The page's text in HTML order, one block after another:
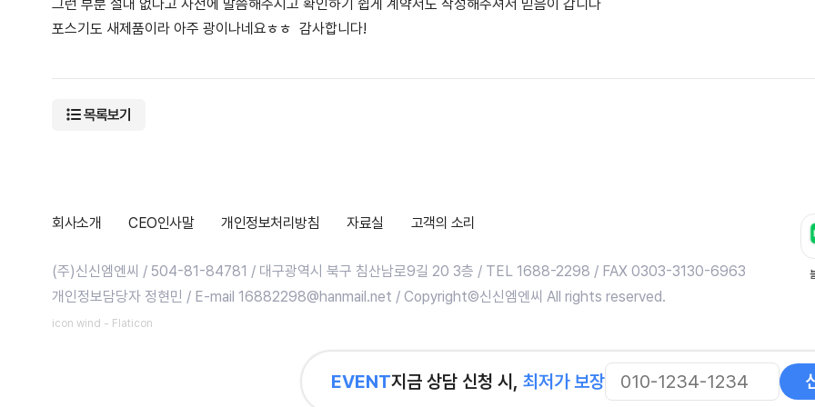
EVENT지금 상담 신청 시, 최저가 보장
그런 부분 절대 없다고 사전에 말씀해주시고 확인하기 쉽게 계약서도 작성해주셔서 믿음이 갑니다
포스기도 새제품이라 아주 광이나네요ㅎㅎ 감사합니다!
목록보기
회사소개 CEO인사말 개인정보처리방침 자료실 고객의 소리
(주)신신엠엔씨 / 504-81-84781 / 대구광역시 북구 침산남로9길 20 3층 / TEL 1688-2298 / FAX 0303-3130-6963
개인정보담당자 정현민 / E-mail 16882298@hanmail.net / Copyright©신신엠엔씨 All rights reserved.
icon wind - Flaticon